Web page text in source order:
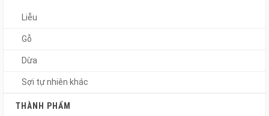
Liễu
Gỗ
Dừa
Sợi tự nhiên khác
THÀNH PHẨM